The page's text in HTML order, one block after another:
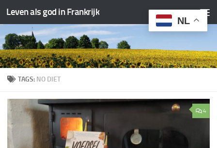
Doorgaan naar inhoud
Leven als god in Frankrijk
TAGS: NO DIET
4
NL